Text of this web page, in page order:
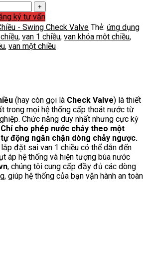
ký tư vấn
- Swing Check Valve Thẻ: ứng dụng
, van 1 chiều, van khóa môt chiều,
, van một chiều
(hay còn gọi là Check Valve) là thiết
trong mọi hệ thống cấp thoát nước từ
Chức năng duy nhất nhưng cực kỳ
Chỉ cho phép nước chảy theo một
động ngăn chặn dòng chảy ngược.
đặt sai van 1 chiều có thể dẫn đến
áp hệ thống và hiện tượng búa nước
, chúng tôi cung cấp đầy đủ các dòng
giúp hệ thống của bạn vận hành an toàn